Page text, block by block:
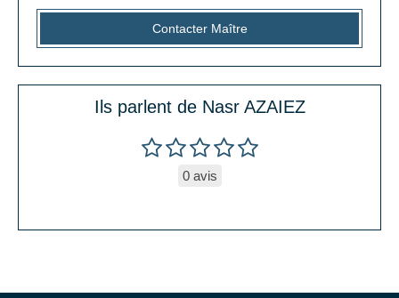
Contacter Maître
Ils parlent de Nasr AZAIEZ
0 avis